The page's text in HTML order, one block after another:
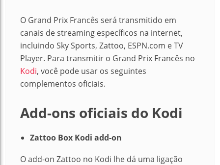
O Grand Prix Francês será transmitido em
canais de streaming específicos na internet,
incluindo Sky Sports, Zattoo, ESPN.com e TV
Player. Para transmitir o Grand Prix Francês no
Kodi, você pode usar os seguintes
complementos oficiais.
Add-ons oficiais do Kodi
Zattoo Box Kodi add-on
O add-on Zattoo no Kodi lhe dá uma ligação